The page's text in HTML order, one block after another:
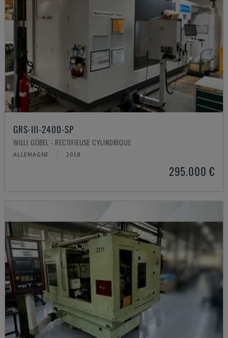
GRS-III-2400-SP
WILLI GÖBEL - RECTIFIEUSE CYLINDRIQUE
ALLEMAGNE 2018
295.000 €